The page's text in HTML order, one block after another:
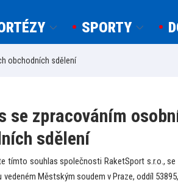
SPORTY
obchodních sdělení
se zpracováním
sdělení
tímto souhlas společnosti RaketSport s.r.o.,
vedeném Městským soudem v Praze, oddíl